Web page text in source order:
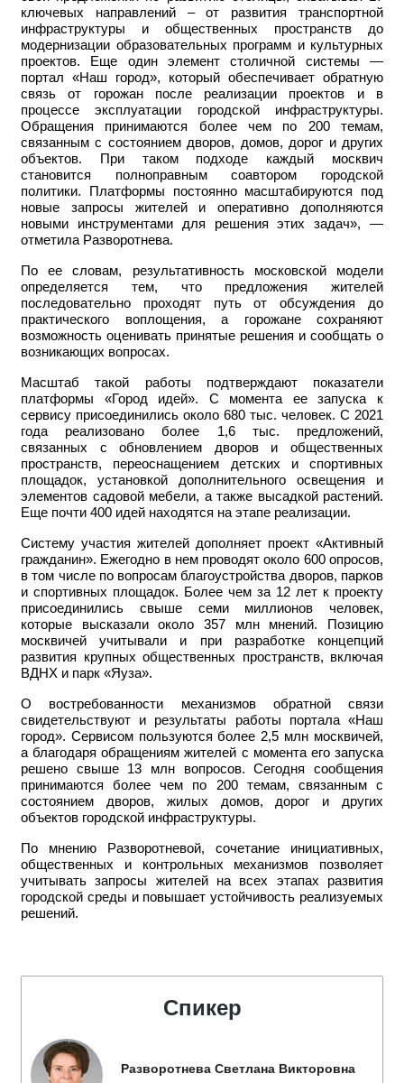
ключевых направлений – от развития транспортной
инфраструктуры и общественных пространств до
модернизации образовательных программ и культурных
проектов. Еще один элемент столичной системы —
портал «Наш город», который обеспечивает обратную
связь от горожан после реализации проектов и в
процессе эксплуатации городской инфраструктуры.
Обращения принимаются более чем по 200 темам,
связанным с состоянием дворов, домов, дорог и других
объектов. При таком подходе каждый москвич
становится полноправным соавтором городской
политики. Платформы постоянно масштабируются под
новые запросы жителей и оперативно дополняются
новыми инструментами для решения этих задач», —
отметила Разворотнева.
По ее словам, результативность московской модели
определяется тем, что предложения жителей
последовательно проходят путь от обсуждения до
практического воплощения, а горожане сохраняют
возможность оценивать принятые решения и сообщать о
возникающих вопросах.
Масштаб такой работы подтверждают показатели
платформы «Город идей». С момента ее запуска к
сервису присоединились около 680 тыс. человек. С 2021
года реализовано более 1,6 тыс. предложений,
связанных с обновлением дворов и общественных
пространств, переоснащением детских и спортивных
площадок, установкой дополнительного освещения и
элементов садовой мебели, а также высадкой растений.
Еще почти 400 идей находятся на этапе реализации.
Систему участия жителей дополняет проект «Активный
гражданин». Ежегодно в нем проводят около 600 опросов,
в том числе по вопросам благоустройства дворов, парков
и спортивных площадок. Более чем за 12 лет к проекту
присоединились свыше семи миллионов человек,
которые высказали около 357 млн мнений. Позицию
москвичей учитывали и при разработке концепций
развития крупных общественных пространств, включая
ВДНХ и парк «Яуза».
О востребованности механизмов обратной связи
свидетельствуют и результаты работы портала «Наш
город». Сервисом пользуются более 2,5 млн москвичей,
а благодаря обращениям жителей с момента его запуска
решено свыше 13 млн вопросов. Сегодня сообщения
принимаются более чем по 200 темам, связанным с
состоянием дворов, жилых домов, дорог и других
объектов городской инфраструктуры.
По мнению Разворотневой, сочетание инициативных,
общественных и контрольных механизмов позволяет
учитывать запросы жителей на всех этапах развития
городской среды и повышает устойчивость реализуемых
решений.
Спикер
Разворотнева Светлана Викторовна